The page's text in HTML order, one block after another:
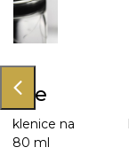
sklenice na
280 ml